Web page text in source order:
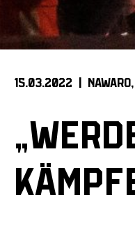
15.03.2022 | NAWARO